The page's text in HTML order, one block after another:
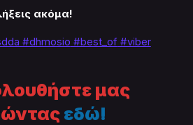
ακόμα!
#dhmosio #best_of#viber
μας
εδώ!